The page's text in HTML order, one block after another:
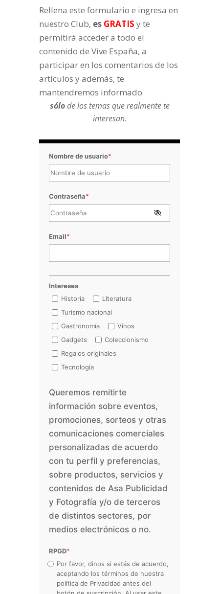
Rellena este formulario e ingresa en
nuestro Club, es GRATIS y te
permitirá acceder a todo el
contenido de Vive España, a
participar en los comentarios de los
artículos y además, te
mantendremos informado
sólode los temas que realmente te
interesan.
Nombre de usuario*
Contraseña*
Email*
Intereses
Historia
LIteratura
Turismo nacional
Gastronomía
Vinos
Gadgets
Coleccionismo
Regalos originales
Tecnología
Queremos remitirte
información sobre eventos,
promociones, sorteos y otras
comunicaciones comerciales
personalizadas de acuerdo
con tu perfil y preferencias,
sobre productos, servicios y
contenidos de Asa Publicidad
y Fotografía y/o de terceros
de distintos sectores, por
medios electrónicos o no.
RPGD*
Por favor, dinos si estás de acuerdo,
aceptando los términos de nuestra
política de Privacidad antes del